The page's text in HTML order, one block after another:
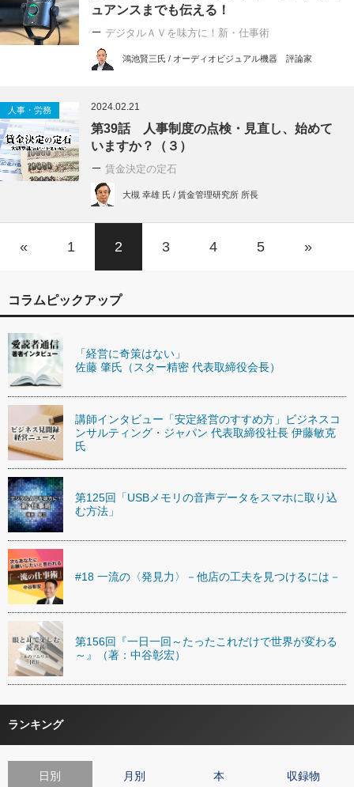
ュアンスまでも伝える！
デジタルＡＶを味方に！新・仕事術
鴻池賢三氏 / オーディオビジュアル機器 評論家
人事・労務 2024.02.21
第39話 人事制度の点検・見直し、始めて
いますか？（３）
賃金決定の定石
大槻 幸雄 氏 / 賃金管理研究所 所長
« 1 2 3 4 5 »
コラムピックアップ
「経営に奇策はない」
佐藤 肇氏（スター精密 代表取締役会長）
講師インタビュー「安定経営のすすめ方」ビジネスコ
ンサルティング・ジャパン 代表取締役社長 伊藤敏克
氏
第125回「USBメモリの音声データをスマホに取り込
む方法」
#18 一流の〈発見力〉－他店の工夫を見つけるには－
第156回『一日一回～たったこれだけで世界が変わる
～』（著：中谷彰宏）
ランキング
日別 月別 本 収録物